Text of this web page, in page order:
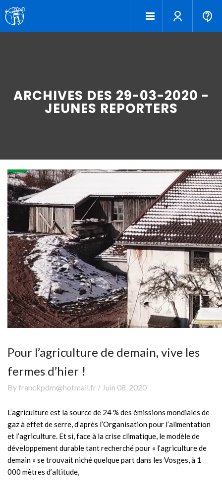
ARCHIVES DES 29-03-2020 -
JEUNES REPORTERS
Pour l’agriculture de demain, vive les
fermes d’hier !
By franckpdm@hotmail.fr / Juin 08, 2020
L’agriculture est la source de 24 % des émissions mondiales de
gaz à effet de serre, d’après l’Organisation pour l’alimentation
et l’agriculture. Et si, face à la crise climatique, le modèle de
développement durable tant recherché pour « l’agriculture de
demain » se trouvait niché quelque part dans les Vosges, à 1
000 mètres d’altitude,